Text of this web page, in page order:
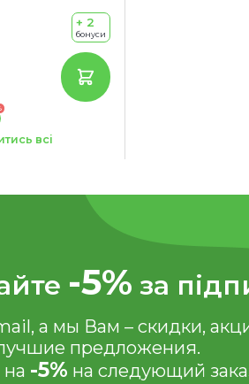
+ 2
бонуси
всі
-5% за
а мы Вам – скидки,
предложения.
на -5% на следующий